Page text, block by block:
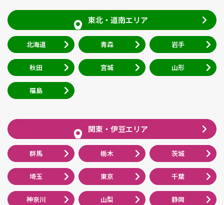
東北・道南エリア
北海道 青森 岩手
秋田 宮城 山形
福島
関東・伊豆エリア
群馬 栃木 茨城
埼玉 東京 千葉
神奈川 山梨 静岡